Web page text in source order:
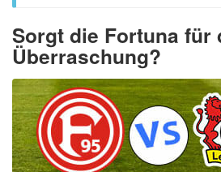
Sorgt die Fortuna für
Überraschung?